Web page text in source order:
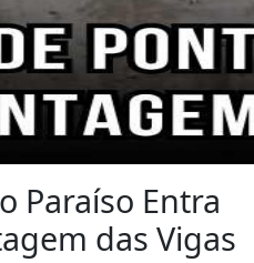
Paraíso Entra
das Vigas